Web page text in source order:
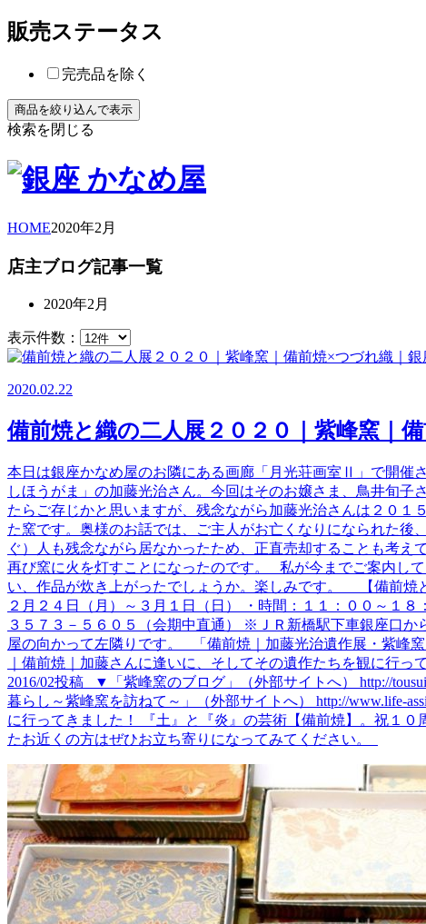
販売ステータス
完売品を除く
検索を閉じる
HOME2020年2月
店主ブログ記事一覧
2020年2月
表示件数：
2020.02.22
備前焼と織の二人展２０２０｜紫峰窯｜
本日は銀座かなめ屋のお隣にある画廊「月光荘画室Ⅱ」で開
しほうがま」の加藤光治さん。今回はそのお嬢さま、鳥井旬
たらご存じかと思いますが、残念ながら加藤光治さんは２０
た窯です。奥様のお話では、ご主人がお亡くなりになられた
ぐ）人も残念ながら居なかったため、正直売却することも考
再び窯に火を灯すことになったのです。 私が今までご案内し
い、作品が炊き上がったでしょうか。楽しみです。 【備前
２月２４日（月）～３月１日（日） ・時間：１１：００～１
３５７３－５６０５（会期中直通） ※ＪＲ新橋駅下車銀座口
屋の向かって左隣りです。 「備前焼｜加藤光治遺作展・紫峰
｜備前焼｜加藤さんに逢いに、そしてその遺作たちを観に行
2016/02投稿 ▼「紫峰窯のブログ」（外部サイトへ） http://
暮らし～紫峰窯を訪ねて～」（外部サイトへ） http://www.life-
に行ってきました！ 『土』と『炎』の芸術【備前焼】。祝１
たお近くの方はぜひお立ち寄りになってみてください。